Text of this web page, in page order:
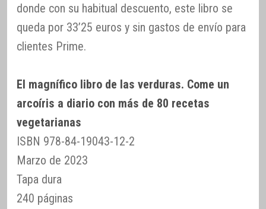
donde con su habitual descuento, este libro se
queda por 33’25 euros y sin gastos de envío para
clientes Prime.
El magnífico libro de las verduras. Come un
arcoíris a diario con más de 80 recetas
vegetarianas
ISBN 978-84-19043-12-2
Marzo de 2023
Tapa dura
240 páginas